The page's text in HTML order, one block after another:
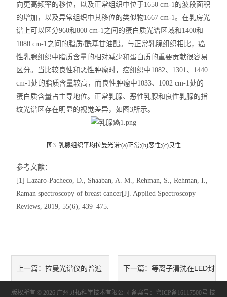
等离子清洗机
代理产品
力学测试仪
表面/界面性能测定仪
向更高频率的移位，以及正常组织中位于1650 cm-1的波段面积
的增加，以及异常组织中其移位的类似物1667 cm-1。在乳房光
谱上可以区分960和800 cm-1之间的蛋白质光谱区域和1400和
1080 cm-1之间的脂质/酰基甘油酯。与正常乳腺组织相比，癌
性乳腺组织中脂质含量的相对减少和蛋白质的重要贡献很容易
区分。当比较良性和恶性肿瘤时，癌组织中1082、1301、1440
cm-1处的脂质含量较高，而良性肿瘤中1033、1002 cm-1处的
蛋白质含量占主导地位。正常乳腺、恶性乳腺和良性乳腺的指
纹光谱区存在明显的视觉差异，如图3所示。
图3. 乳腺组织平均拉曼光谱:(a)正常;(b)恶性;(c)良性
参考文献：
[1] Lazaro-Pacheco, D., Shaaban, A. M., Rehman, S., Rehman, I.,
Raman spectroscopy of breast cancer[J]. Applied Spectroscopy
Reviews, 2019, 55(6), 439–475.
上一篇：拉曼光谱仪的普遍
主要用途有哪些
下一篇： 等离子清洗在LED封
装工艺中的应用
版权所有 © 2026 广州贝拓科学技术有限公司 备案号：粤ICP备16117500号 技